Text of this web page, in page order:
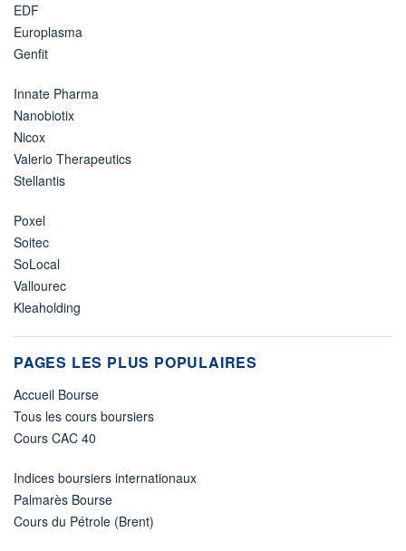
EDF
Europlasma
Genfit
Innate Pharma
Nanobiotix
Nicox
Valerio Therapeutics
Stellantis
Poxel
Soitec
SoLocal
Vallourec
Kleaholding
PAGES LES PLUS POPULAIRES
Accueil Bourse
Tous les cours boursiers
Cours CAC 40
Indices boursiers internationaux
Palmarès Bourse
Cours du Pétrole (Brent)